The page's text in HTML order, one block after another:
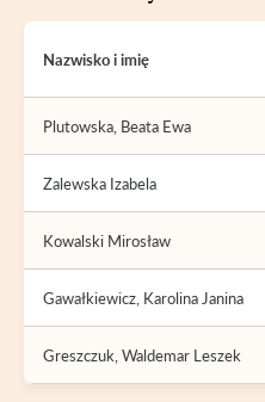
Nazwisko i imię
Plutowska, Beata Ewa
Zalewska Izabela
Kowalski Mirosław
Gawałkiewicz, Karolina Janina
Greszczuk, Waldemar Leszek